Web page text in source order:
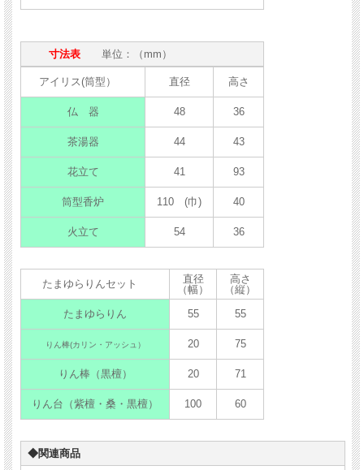
寸法表 単位：（mm）
アイリス(筒型） 直径 高さ
仏 器 48 36
茶湯器 44 43
花立て 41 93
筒型香炉 110 (巾) 40
火立て 54 36
たまゆらりんセット
直径
（幅）
高さ
（縦）
たまゆらりん
55 55
りん棒(カリン・アッシュ） 20 75
りん棒（黒檀） 20 71
りん台（紫檀・桑・黒檀） 100 60
◆関連商品